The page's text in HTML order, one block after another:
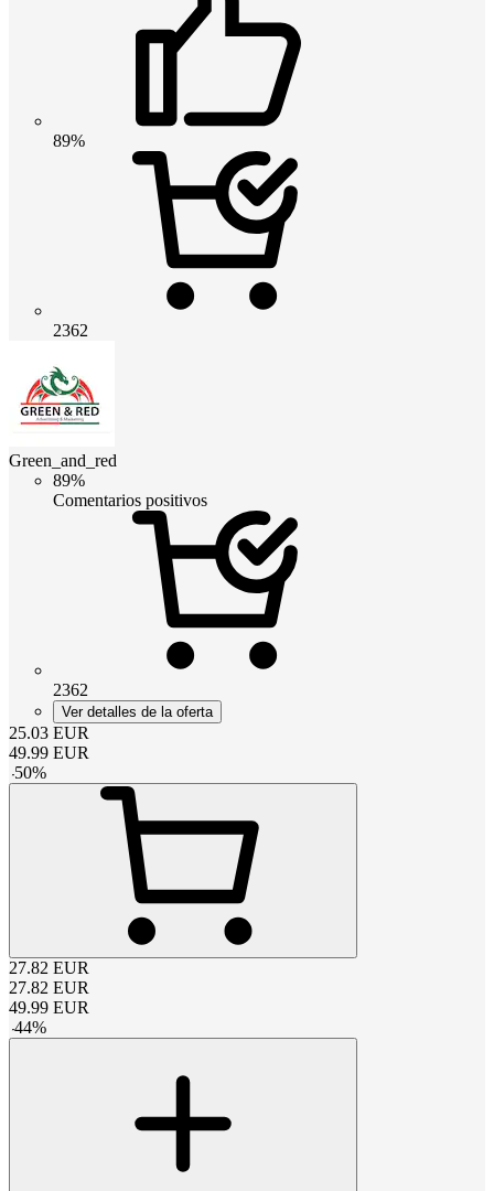
89%
2362
Green_and_red
89%
Comentarios positivos
2362
Ver detalles de la oferta
25.03 EUR
49.99 EUR
-50%
27.82 EUR
27.82 EUR
49.99 EUR
-44%